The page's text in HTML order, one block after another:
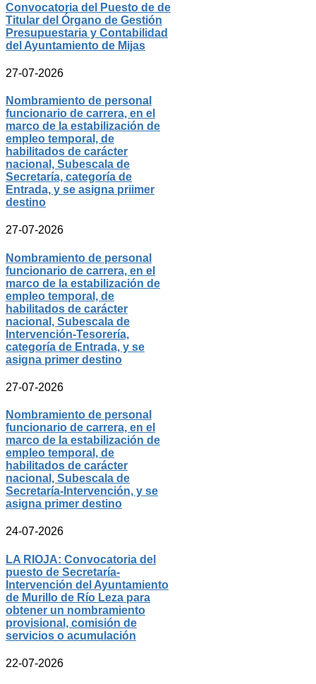
Convocatoria del Puesto de de
Titular del Órgano de Gestión
Presupuestaria y Contabilidad
del Ayuntamiento de Mijas
27-07-2026
Nombramiento de personal
funcionario de carrera, en el
marco de la estabilización de
empleo temporal, de
habilitados de carácter
nacional, Subescala de
Secretaría, categoría de
Entrada, y se asigna priimer
destino
27-07-2026
Nombramiento de personal
funcionario de carrera, en el
marco de la estabilización de
empleo temporal, de
habilitados de carácter
nacional, Subescala de
Intervención-Tesorería,
categoría de Entrada, y se
asigna primer destino
27-07-2026
Nombramiento de personal
funcionario de carrera, en el
marco de la estabilización de
empleo temporal, de
habilitados de carácter
nacional, Subescala de
Secretaría-Intervención, y se
asigna primer destino
24-07-2026
LA RIOJA: Convocatoria del
puesto de Secretaría-
Intervención del Ayuntamiento
de Murillo de Río Leza para
obtener un nombramiento
provisional, comisión de
servicios o acumulación
22-07-2026